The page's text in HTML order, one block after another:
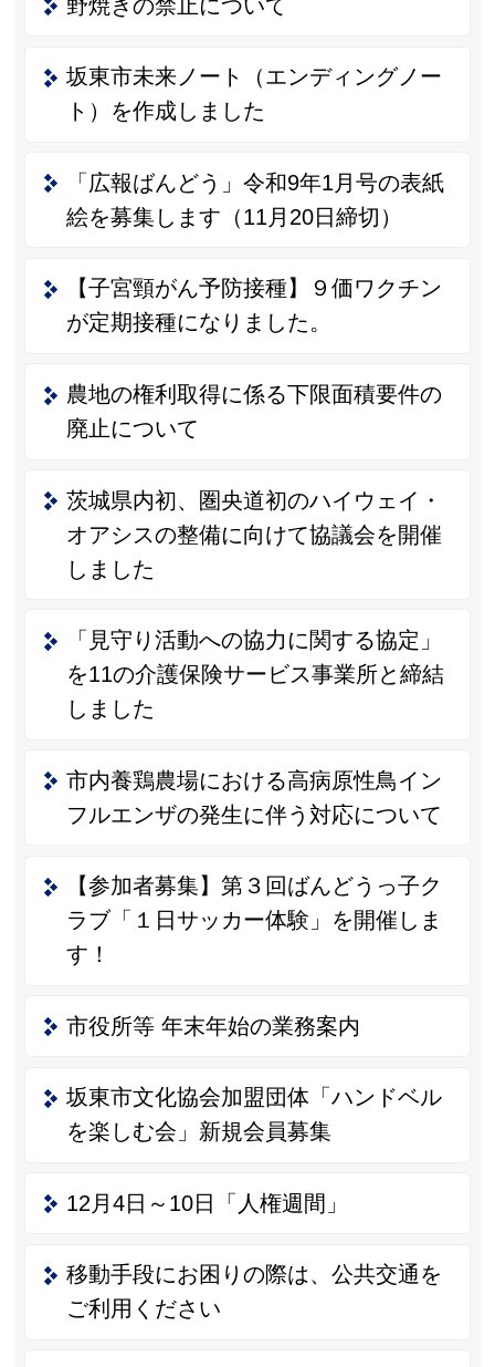
野焼きの禁止について
坂東市未来ノート（エンディングノー
ト）を作成しました
「広報ばんどう」令和9年1月号の表紙
絵を募集します（11月20日締切）
【子宮頸がん予防接種】９価ワクチン
が定期接種になりました。
農地の権利取得に係る下限面積要件の
廃止について
茨城県内初、圏央道初のハイウェイ・
オアシスの整備に向けて協議会を開催
しました
「見守り活動への協力に関する協定」
を11の介護保険サービス事業所と締結
しました
市内養鶏農場における高病原性鳥イン
フルエンザの発生に伴う対応について
【参加者募集】第３回ばんどうっ子ク
ラブ「１日サッカー体験」を開催しま
す！
市役所等 年末年始の業務案内
坂東市文化協会加盟団体「ハンドベル
を楽しむ会」新規会員募集
12月4日～10日「人権週間」
移動手段にお困りの際は、公共交通を
ご利用ください